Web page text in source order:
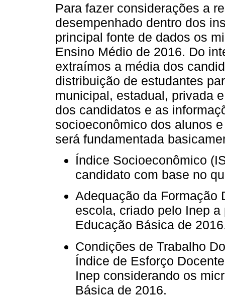
Para fazer considerações a
desempenhado dentro dos
principal fonte de dados os
Ensino Médio de 2016. Do
extraímos a média dos
distribuição de estudantes
municipal, estadual, privada
dos candidatos e as
socioeconômico dos alunos
será fundamentada
Índice Socioeconômico
candidato com base no
Adequação da Formação
escola, criado pelo Inep
Educação Básica de
Condições de Trabalho
Índice de Esforço
Inep considerando os
Básica de 2016.